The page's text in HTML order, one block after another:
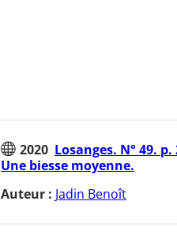
2020 Losanges. N° 49. p.
Une biesse moyenne.
Auteur : Jadin Benoît